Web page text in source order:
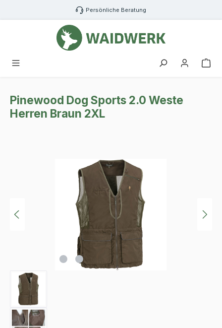
Zum Hauptinhalt springen Persönliche Beratung
Pinewood Dog Sports 2.0 Weste
Herren Braun 2XL